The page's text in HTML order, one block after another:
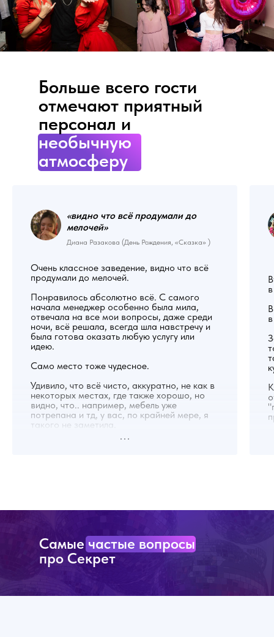
Больше всего гости
отмечают приятный
персонал и
необычную
атмосферу
«видно что всё продумали до
мелочей»
Диана Разакова (День Рождения, «Сказка» )
Очень классное заведение, видно что всё
продумали до мелочей.
Понравилось абсолютно всё. С самого
начала менеджер особенно была мила,
отвечала на все мои вопросы, даже среди
ночи, всё решала, всегда шла навстречу и
была готова оказать любую услугу или
идею.
Само место тоже чудесное.
Удивило, что всё чисто, аккуратно, не как в
некоторых местах, где также хорошо, но
видно, что.. например, мебель уже
потрепана и тд, у вас, по крайней мере, я
такого не заметила.
назначенного времени, минут на 20
вернемся!
Самые частые вопросы
про Секрет